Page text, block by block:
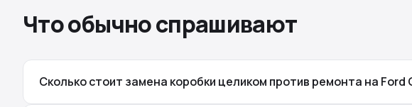
Что обычно спрашивают
Сколько стоит замена коробки целиком против ремонта на Ford